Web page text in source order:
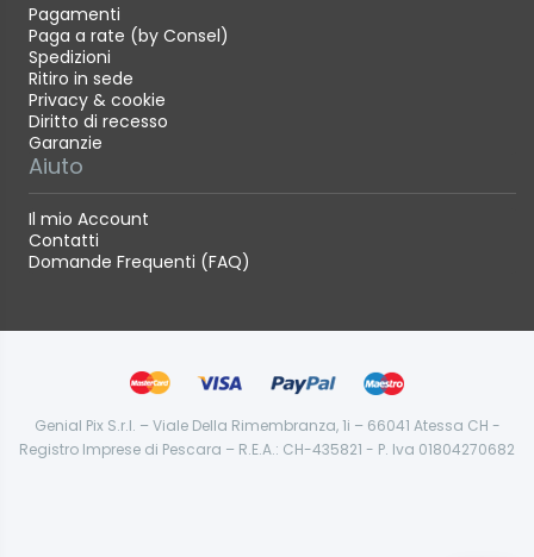
Pagamenti
Paga a rate (by Consel)
Spedizioni
Ritiro in sede
Privacy & cookie
Diritto di recesso
Garanzie
Aiuto
Il mio Account
Contatti
Domande Frequenti (FAQ)
Genial Pix S.r.l. – Viale Della Rimembranza, 1i – 66041 Atessa CH -
Registro Imprese di Pescara – R.E.A.: CH-435821 - P. Iva 01804270682